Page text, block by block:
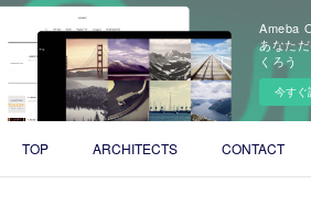
Ameba
あなた
くろう
今すぐ
TOP ARCHITECTS CONTACT